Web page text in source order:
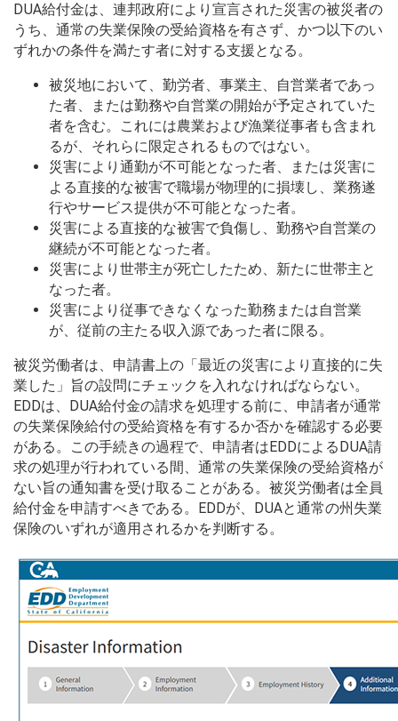
DUA給付金は、連邦政府により宣言された災害の被災者の
うち、通常の失業保険の受給資格を有さず、かつ以下のい
ずれかの条件を満たす者に対する支援となる。
被災地において、勤労者、事業主、自営業者であっ
た者、または勤務や自営業の開始が予定されていた
者を含む。これには農業および漁業従事者も含まれ
るが、それらに限定されるものではない。
災害により通勤が不可能となった者、または災害に
よる直接的な被害で職場が物理的に損壊し、業務遂
行やサービス提供が不可能となった者。
災害による直接的な被害で負傷し、勤務や自営業の
継続が不可能となった者。
災害により世帯主が死亡したため、新たに世帯主と
なった者。
災害により従事できなくなった勤務または自営業
が、従前の主たる収入源であった者に限る。
被災労働者は、申請書上の「最近の災害により直接的に失
業した」旨の設問にチェックを入れなければならない。
EDDは、DUA給付金の請求を処理する前に、申請者が通常
の失業保険給付の受給資格を有するか否かを確認する必要
がある。この手続きの過程で、申請者はEDDによるDUA請
求の処理が行われている間、通常の失業保険の受給資格が
ない旨の通知書を受け取ることがある。被災労働者は全員
給付金を申請すべきである。EDDが、DUAと通常の州失業
保険のいずれが適用されるかを判断する。